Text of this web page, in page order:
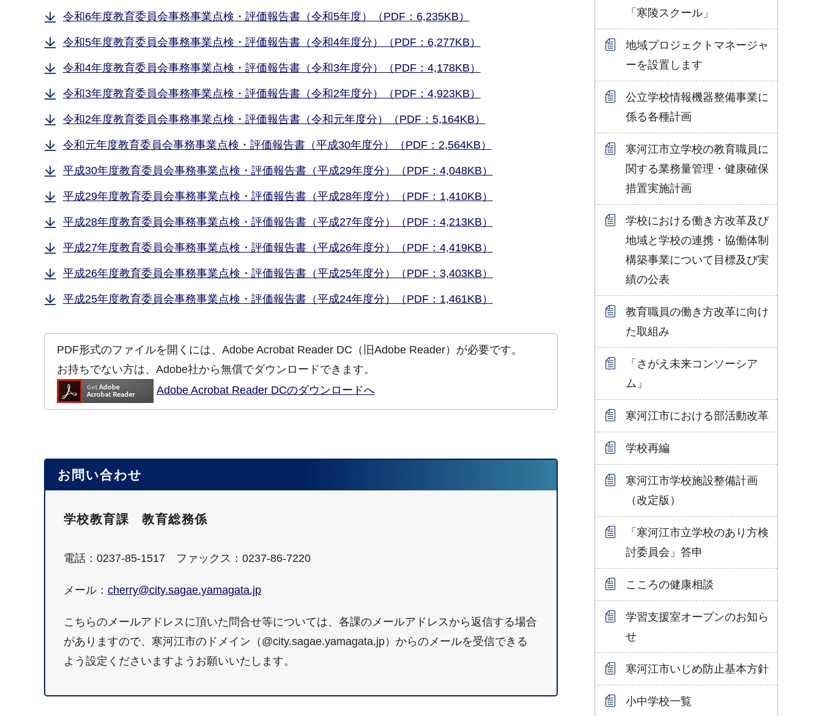
令和6年度教育委員会事務事業点検・評価報告書（令和5年度）（PDF：6,235KB）
令和5年度教育委員会事務事業点検・評価報告書（令和4年度分）（PDF：6,277KB）
令和4年度教育委員会事務事業点検・評価報告書（令和3年度分）（PDF：4,178KB）
令和3年度教育委員会事務事業点検・評価報告書（令和2年度分）（PDF：4,923KB）
令和2年度教育委員会事務事業点検・評価報告書（令和元年度分）（PDF：5,164KB）
令和元年度教育委員会事務事業点検・評価報告書（平成30年度分）（PDF：2,564KB）
平成30年度教育委員会事務事業点検・評価報告書（平成29年度分）（PDF：4,048KB）
平成29年度教育委員会事務事業点検・評価報告書（平成28年度分）（PDF：1,410KB）
平成28年度教育委員会事務事業点検・評価報告書（平成27年度分）（PDF：4,213KB）
平成27年度教育委員会事務事業点検・評価報告書（平成26年度分）（PDF：4,419KB）
平成26年度教育委員会事務事業点検・評価報告書（平成25年度分）（PDF：3,403KB）
平成25年度教育委員会事務事業点検・評価報告書（平成24年度分）（PDF：1,461KB）
PDF形式のファイルを開くには、Adobe Acrobat Reader DC（旧Adobe Reader）が必要です。
お持ちでない方は、Adobe社から無償でダウンロードできます。
Adobe Acrobat Reader DCのダウンロードへ
お問い合わせ
学校教育課 教育総務係
電話：0237-85-1517 ファックス：0237-86-7220
メール： cherry@city.sagae.yamagata.jp
こちらのメールアドレスに頂いた問合せ等については、各課のメールアドレスから返信する場合
がありますので、寒河江市のドメイン（@city.sagae.yamagata.jp）からのメールを受信できる
よう設定くださいますようお願いいたします。
「寒陵スクール」
地域プロジェクトマネージャ
ーを設置します
公立学校情報機器整備事業に
係る各種計画
寒河江市立学校の教育職員に
関する業務量管理・健康確保
措置実施計画
学校における働き方改革及び
地域と学校の連携・協働体制
構築事業について目標及び実
績の公表
教育職員の働き方改革に向け
た取組み
「さがえ未来コンソーシア
ム」
寒河江市における部活動改革
学校再編
寒河江市学校施設整備計画
（改定版）
「寒河江市立学校のあり方検
討委員会」答申
こころの健康相談
学習支援室オープンのお知ら
せ
寒河江市いじめ防止基本方針
小中学校一覧